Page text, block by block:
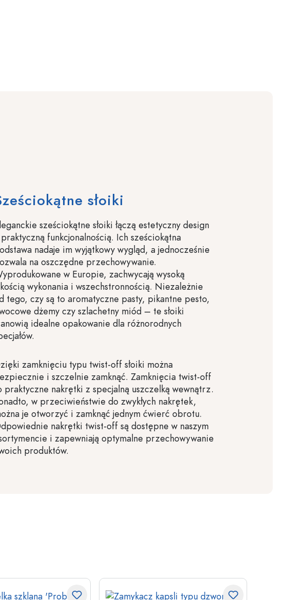
słoiki
sześciokątne słoiki łączą estetyczny design
funkcjonalnością. Ich sześciokątna
nadaje im wyjątkowy wygląd, a jednocześnie
na oszczędne przechowywanie.
w Europie, zachwycają wysoką
wykonania i wszechstronnością. Niezależnie
tego, czy są to aromatyczne pasty, pikantne pesto,
dżemy czy szlachetny miód – te słoiki
idealne opakowanie dla różnorodnych
zamknięciu typu twist-off słoiki można
i szczelnie zamknąć. Zamknięcia twist-off
praktyczne nakrętki z specjalną uszczelką wewnątrz.
w przeciwieństwie do zwykłych nakrętek,
je otworzyć i zamknąć jednym ćwierć obrotu.
nakrętki twist-off są dostępne w naszym
i zapewniają optymalne przechowywanie
produktów.